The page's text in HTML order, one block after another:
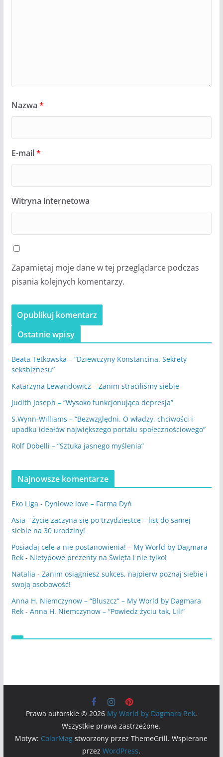
Nazwa *
E-mail*
Witryna internetowa
Zapamiętaj moje dane w tej przeglądarce podczas
pisania kolejnych komentarzy.
Ostatnie wpisy
Beata Tetkowska – “Dziewczyny Konstancina. Sekrety
seksbiznesu”
Katarzyna Lewandowicz – Zanim straciliśmy siebie
Judith Joseph – “Wysoko funkcjonująca depresja”
S.Wynn-Williams – “Bezwzględni. O władzy, chciwości i
upadku ideałów największego portalu społecznościowego”
Rolf Dobelli – “Sztuka jasnego myślenia”
Najnowsze komentarze
Eko Liga - Dyniowe love – Farma Dyń
Asia - Życie zaczyna się po trzydziestce – list do samej
siebie na 30 urodziny!
Posiadaj cele a nie postanowienia! – My World by Dagmara
Rek- Nietypowe prezenty na Święta i nie tylko!
Natalia - Zanim osiągniesz sukces, najpierw poznaj siebie i
swoją osobowość!
Anna H. Niemczynow – “Bluszcz” – My World by Dagmara
Rek- Anna H. Niemczynow – “Powiedz życiu tak, Lili”
Prawa autorskie © 2026 My World by Dagmara Rek.
Wszystkie prawa zastrzeżone.
Motyw: ColorMag stworzony przez ThemeGrill. Wspierane
przezWordPress.